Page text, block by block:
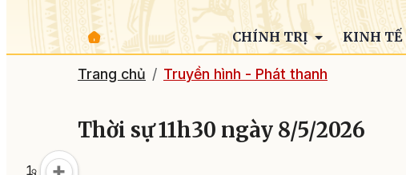
CHÍNH TRỊ KINH TẾ
Trang chủ Truyền hình - Phát thanh
Thời sự 11h30 ngày 8/5/2026